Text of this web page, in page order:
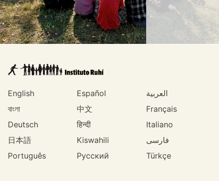
English Español
العربية
বাংলা
中文
Français
Deutsch
हिन्दी
Italiano
日本語
Kiswahili
فارسی
Português
Русский Türkçe